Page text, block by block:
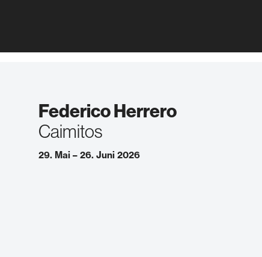
Federico Herrero
Caimitos
29. Mai – 26. Juni 2026